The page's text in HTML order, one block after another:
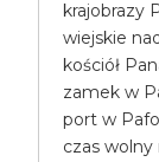
krajobrazy
wiejskie
kościół
zamek w
port w
czas